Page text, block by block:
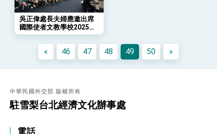
總統重要談話
外交部重要言論
我國政府將在美國亞利桑納州設立「駐鳳凰城辦
事處」，進一步深化台美交流合作
吳正偉處長夫婦應邀出席
國際使者文教學校2025年
畢業暨頒獎典禮
« 46 47 48 49 50 »
中華民國外交部 版權所有
駐雪梨台北經濟文化辦事處
電話